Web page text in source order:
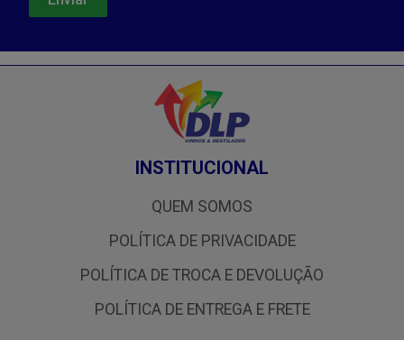
INSTITUCIONAL
QUEM SOMOS
POLÍTICA DE PRIVACIDADE
POLÍTICA DE TROCA E DEVOLUÇÃO
POLÍTICA DE ENTREGA E FRETE